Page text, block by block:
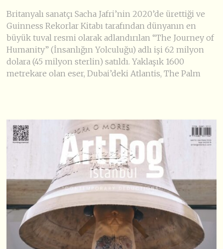
Britanyalı sanatçı Sacha Jafri’nin 2020’de ürettiği ve
Guinness Rekorlar Kitabı tarafından dünyanın en
büyük tuval resmi olarak adlandırılan “The Journey of
Humanity” (İnsanlığın Yolculuğu) adlı işi 62 milyon
dolara (45 milyon sterlin) satıldı. Yaklaşık 1600
metrekare olan eser, Dubai’deki Atlantis, The Palm